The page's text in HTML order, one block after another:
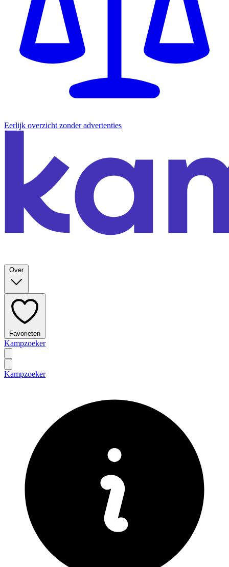
Eerlijk overzicht zonder advertenties
Over
Favorieten
Kampzoeker
Kampzoeker